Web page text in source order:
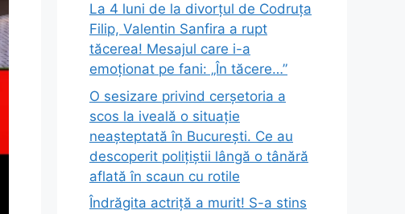
La 4 luni de la divorțul de Codruța
Filip, Valentin Sanfira a rupt
tăcerea! Mesajul care i-a
emoționat pe fani: „În tăcere…”
O sesizare privind cerșetoria a
scos la iveală o situație
neașteptată în București. Ce au
descoperit polițiștii lângă o tânără
aflată în scaun cu rotile
Îndrăgita actriță a murit! S-a stins